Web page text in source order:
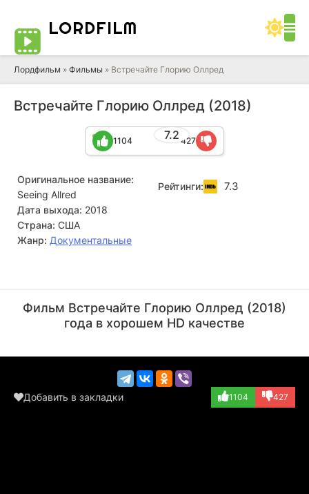
LORDFILM
Лордфильм » Фильмы » Встречайте Глорию Оллред
Встречайте Глорию Оллред (2018)
7.2
1104 427
Оригинальное название:
Seeing Allred
Дата выхода: 2018
Страна: США
Жанр: Документальные
Рейтинги: 7.3
(играет самого с...)
(играет саму себ...)
Фильм Встречайте Глорию Оллред (2018)
года в хорошем HD качестве
Добавить в закладки 1104 427